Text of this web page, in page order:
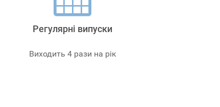
Регулярні випуски
Виходить 4 рази на рік